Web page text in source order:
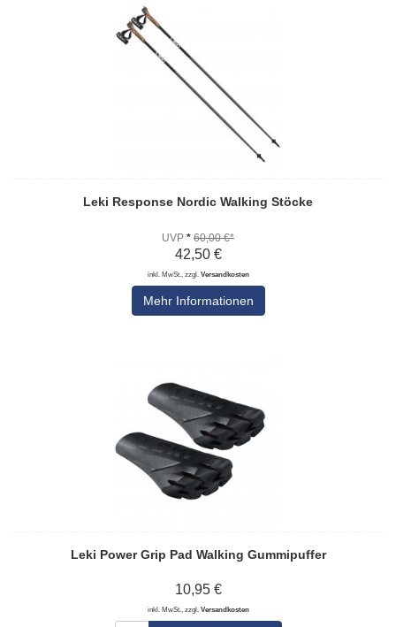
Leki Response Nordic Walking Stöcke
UVP * 60,00 €*
42,50 €
inkl. MwSt., zzgl. Versandkosten
Mehr Informationen
Leki Power Grip Pad Walking Gummipuffer
10,95 €
inkl. MwSt., zzgl. Versandkosten